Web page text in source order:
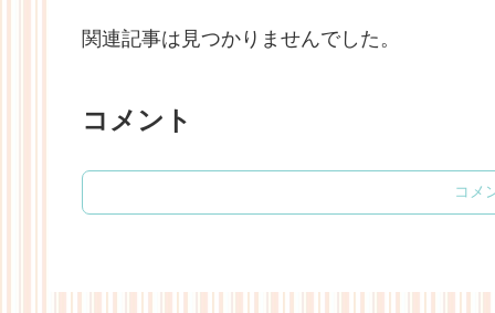
関連記事は見つかりませんでした。
コメント
コメ